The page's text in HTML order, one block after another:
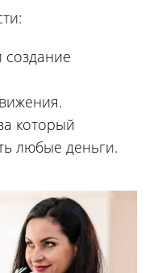
который
любые деньги.